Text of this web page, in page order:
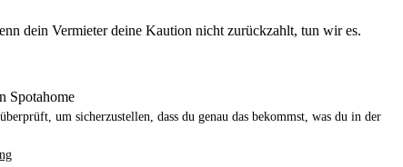
dein Vermieter deine Kaution nicht zurückzahlt, tun wir es.
Spotahome
um sicherzustellen, dass du genau das bekommst, was du in der